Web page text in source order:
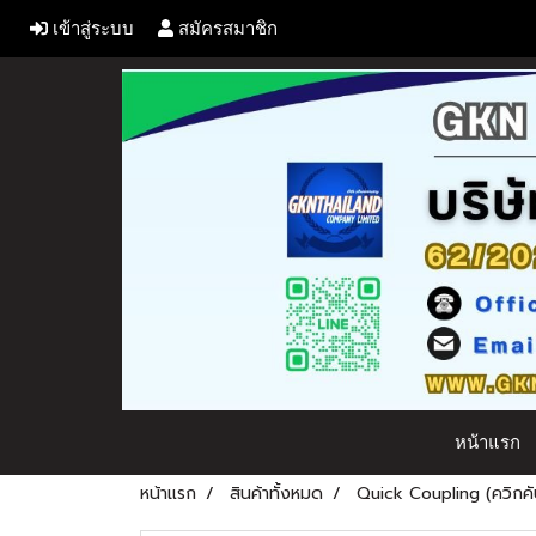
เข้าสู่ระบบ สมัครสมาชิก
หน้าแรก
หน้าแรก สินค้าทั้งหมด Quick Coupling (ควิก